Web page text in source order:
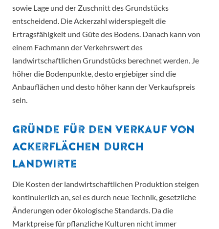
sowie Lage und der Zuschnitt des Grundstücks
entscheidend. Die Ackerzahl widerspiegelt die
Ertragsfähigkeit und Güte des Bodens. Danach kann von
einem Fachmann der Verkehrswert des
landwirtschaftlichen Grundstücks berechnet werden. Je
höher die Bodenpunkte, desto ergiebiger sind die
Anbauflächen und desto höher kann der Verkaufspreis
sein.
Gründe für den Verkauf von
Ackerflächen durch
Landwirte
Die Kosten der landwirtschaftlichen Produktion steigen
kontinuierlich an, sei es durch neue Technik, gesetzliche
Änderungen oder ökologische Standards. Da die
Marktpreise für pflanzliche Kulturen nicht immer